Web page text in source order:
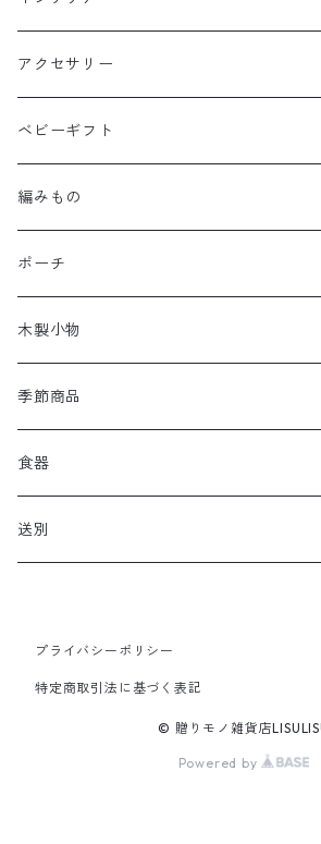
アクセサリー
ベビーギフト
編みもの
ポーチ
木製小物
季節商品
食器
送別
プライバシーポリシー
特定商取引法に基づく表記
© 贈りモノ雑貨店
Powered by